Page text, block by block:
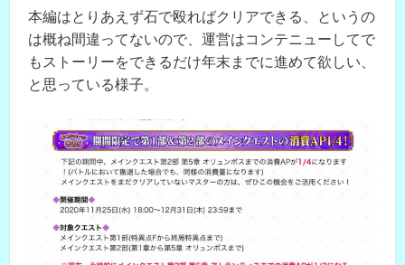
本編はとりあえず石で殴ればクリアできる、というの
は概ね間違ってないので、運営はコンテニューしてで
もストーリーをできるだけ年末までに進めて欲しい、
と思っている様子。